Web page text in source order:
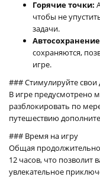
Горячие точки:
чтобы не
задачи.
сохраняются,
игре.
### Стимулируйте свои
В игре предусмотрено
разблокировать по
путешествию
### Время на игру
Общая
12 часов, что позволит
увлекательное